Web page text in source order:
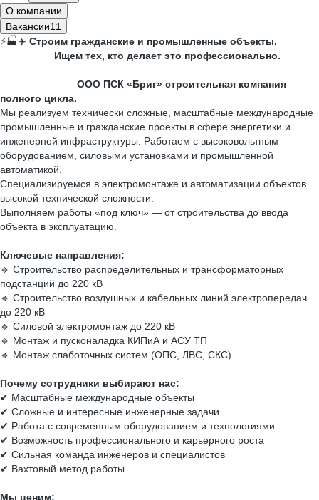
О компании
Вакансии11
⚡🏭✈️ Строим гражданские и промышленные объекты.
Ищем тех, кто делает это профессионально.
ООО ПСК «Бриг» строительная компания
полного цикла.
Мы реализуем технически сложные, масштабные международные
промышленные и гражданские проекты в сфере энергетики и
инженерной инфраструктуры. Работаем с высоковольтным
оборудованием, силовыми установками и промышленной
автоматикой.
Специализируемся в электромонтаже и автоматизации объектов
высокой технической сложности.
Выполняем работы «под ключ» — от строительства до ввода
объекта в эксплуатацию.
Ключевые направления:
🔹 Строительство распределительных и трансформаторных
подстанций до 220 кВ
🔹 Строительство воздушных и кабельных линий электропередач
до 220 кВ
🔹 Силовой электромонтаж до 220 кВ
🔹 Монтаж и пусконаладка КИПиА и АСУ ТП
🔹 Монтаж слаботочных систем (ОПС, ЛВС, СКС)
Почему сотрудники выбирают нас:
✔ Масштабные международные объекты
✔ Сложные и интересные инженерные задачи
✔ Работа с современным оборудованием и технологиями
✔ Возможность профессионального и карьерного роста
✔ Сильная команда инженеров и специалистов
✔ Вахтовый метод работы
Мы ценим: